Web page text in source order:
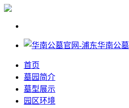
首页
墓园简介
墓型展示
园区环境